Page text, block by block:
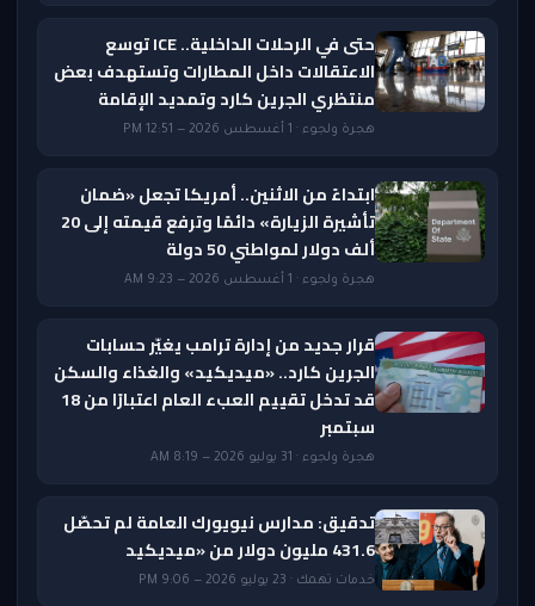
حتى في الرحلات الداخلية.. ICE توسع
الاعتقالات داخل المطارات وتستهدف بعض
منتظري الجرين كارد وتمديد الإقامة
هجرة ولجوء · 1 أغسطس 2026 — 12:51 PM
ابتداءً من الاثنين.. أمريكا تجعل «ضمان
تأشيرة الزيارة» دائمًا وترفع قيمته إلى 20
ألف دولار لمواطني 50 دولة
هجرة ولجوء · 1 أغسطس 2026 — 9:23 AM
قرار جديد من إدارة ترامب يغيّر حسابات
الجرين كارد.. «ميديكيد» والغذاء والسكن
قد تدخل تقييم العبء العام اعتبارًا من 18
سبتمبر
هجرة ولجوء · 31 يوليو 2026 — 8:19 AM
تدقيق: مدارس نيويورك العامة لم تحصّل
431.6 مليون دولار من «ميديكيد
خدمات تهمك · 23 يوليو 2026 — 9:06 PM